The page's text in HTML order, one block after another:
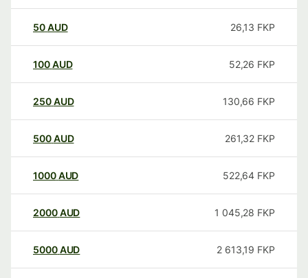
50AUD 26,13 FKP
100AUD 52,26 FKP
250AUD 130,66 FKP
500AUD 261,32 FKP
1000AUD 522,64 FKP
2000AUD 1 045,28 FKP
5000AUD 2 613,19 FKP